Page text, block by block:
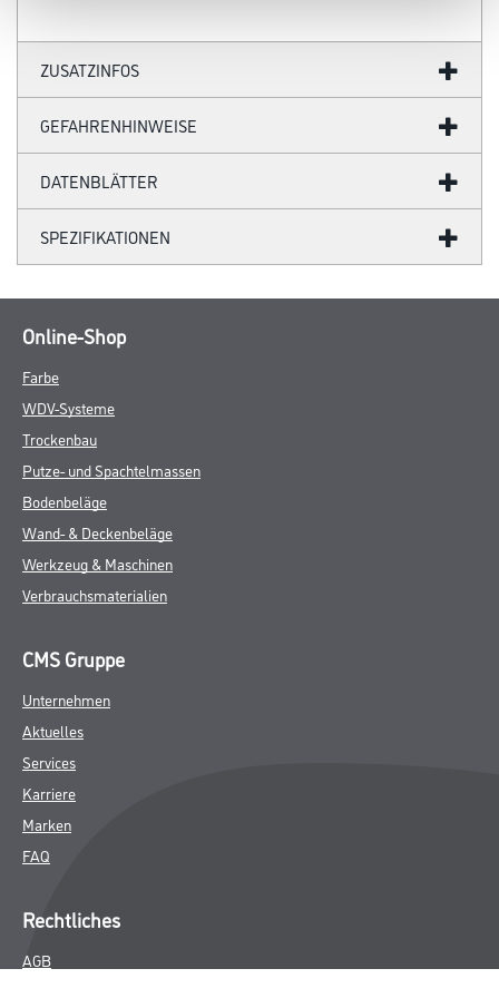
ZUSATZINFOS
GEFAHRENHINWEISE
DATENBLÄTTER
SPEZIFIKATIONEN
Online-Shop
Farbe
WDV-Systeme
Trockenbau
Putze- und Spachtelmassen
Bodenbeläge
Wand- & Deckenbeläge
Werkzeug & Maschinen
Verbrauchsmaterialien
CMS Gruppe
Unternehmen
Aktuelles
Services
Karriere
Marken
FAQ
Rechtliches
AGB